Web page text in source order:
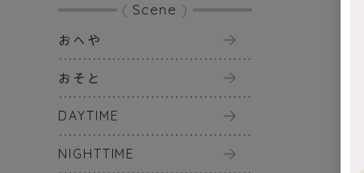
Scene
おへや
おそと
DAYTIME
NIGHTTIME